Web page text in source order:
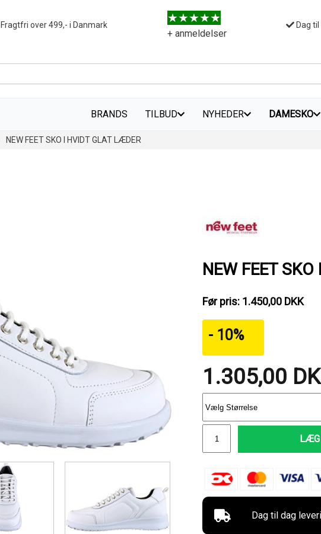
NEW FEET
Før pris: 1.450,00 DKK
- 10%
1.305,00
LÆG
Dag til dag
BRANDS TILBUD NYHEDER DAMESKO
Fragtfri over 499,- i Danmark
+ anmeldelser
Dag til
NEW FEET SKO I HVIDT GLAT LÆDER